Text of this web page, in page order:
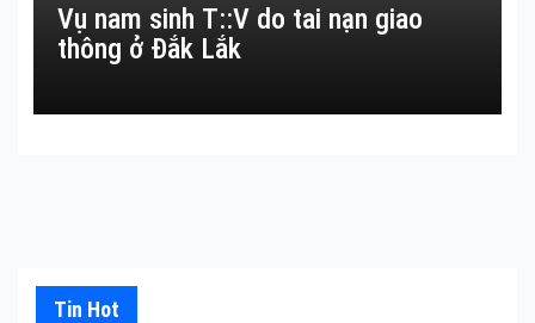
Vụ nam sinh T::V do tai nạn giao
thông ở Đắk Lắk
Tin Hot